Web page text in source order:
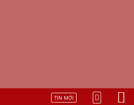
TIN MỚI